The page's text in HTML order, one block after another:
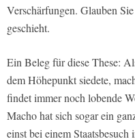
Verschärfungen. Glauben
geschieht.
Ein Beleg für diese These:
dem Höhepunkt siedete,
findet immer noch lobende
Macho hat sich sogar ein
einst bei einem